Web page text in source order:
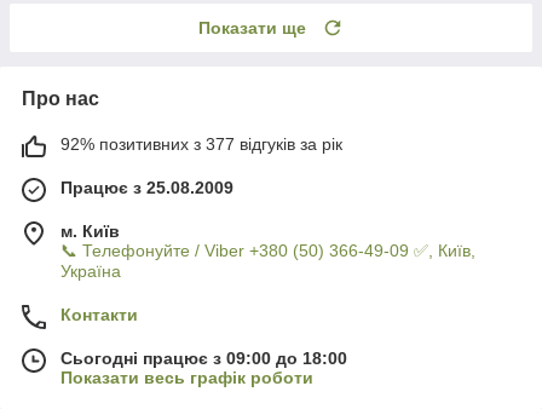
Показати ще
Про нас
92% позитивних з 377 відгуків за рік
Працює з 25.08.2009
м. Київ
📞 Телефонуйте / Viber +380 (50) 366-49-09 ✅, Київ,
Україна
Контакти
Сьогодні працює з 09:00 до 18:00
Показати весь графік роботи